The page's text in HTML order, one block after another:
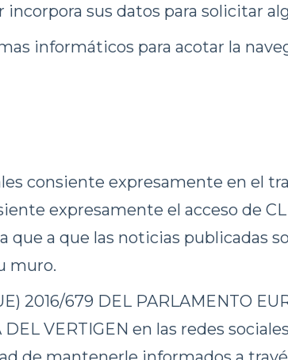
sus datos para solicitar
informáticos para acotar la
consiente expresamente en el
expresamente el acceso de
que a que las noticias publicadas
muro.
2016/679 DEL PARLAMENTO
VERTIGEN en las redes